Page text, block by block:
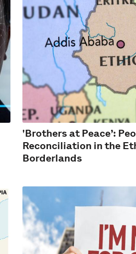
'Brothers at Peace’:
Reconciliation in the
Borderlands